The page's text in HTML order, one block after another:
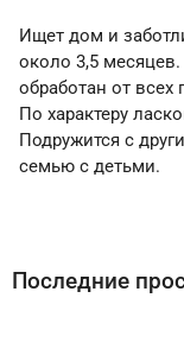
Ищет дом и
около 3,5
обработан от всех
По характеру
Подружится с
семью с детьми.
Последние